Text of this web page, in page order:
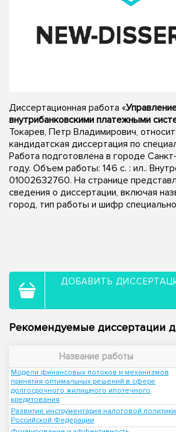
Диссертационная работа «
внутрибанковскими платежными
Токарев, Петр Владимирович,
кандидатская диссертация по
Работа подготовлена в городе
году. Объем работы: 146 с. : ил..
01002632760. На странице
сведения о диссертации, включая
город, тип работы и шифр
ДОБАВИТЬ
Рекомендуемые диссертации
Название работы
Модели финансовых потоков и механизмов
принятия оптимальных решений в сфере
долгосрочного жилищного ипотечного
кредитования
Развитие инструментария налоговой политики
Российской Федерации